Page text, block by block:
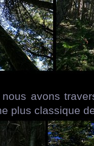
avons
plus classique